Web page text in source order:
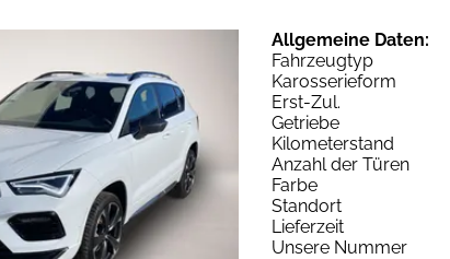
Allgemeine Daten:
Fahrzeugtyp
Karosserieform
Erst-Zul.
Getriebe
Kilometerstand
Anzahl der Türen
Farbe
Standort
Lieferzeit
Unsere Nummer